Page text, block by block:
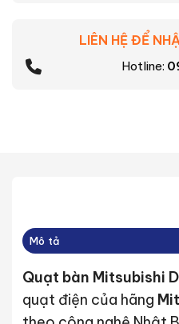
LIÊN HỆ ĐỂ
Hotline:
Mô tả
Quạt bàn Mitsubishi
quạt điện của hãng